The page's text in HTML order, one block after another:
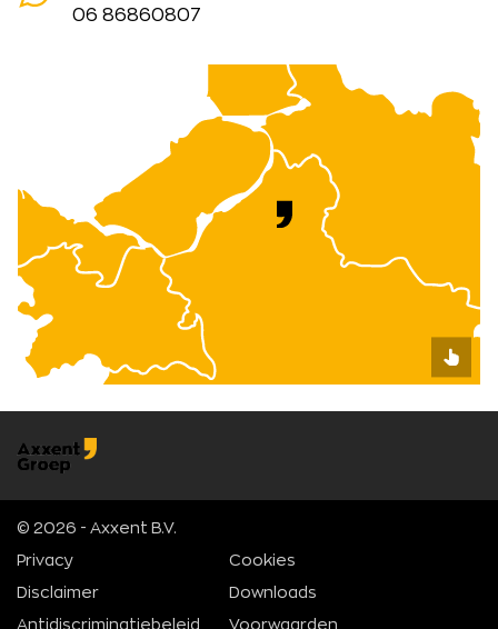
06 86860807
© 2026 - Axxent B.V.
Privacy Cookies
Disclaimer Downloads